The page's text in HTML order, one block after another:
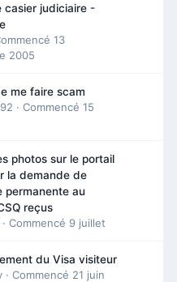
casier judiciaire -
13
2005
me faire scam
· Commencé 15
photos sur le portail
la demande de
permanente au
reçus
· Commencé 9 juillet
du Visa visiteur
· Commencé 21 juin